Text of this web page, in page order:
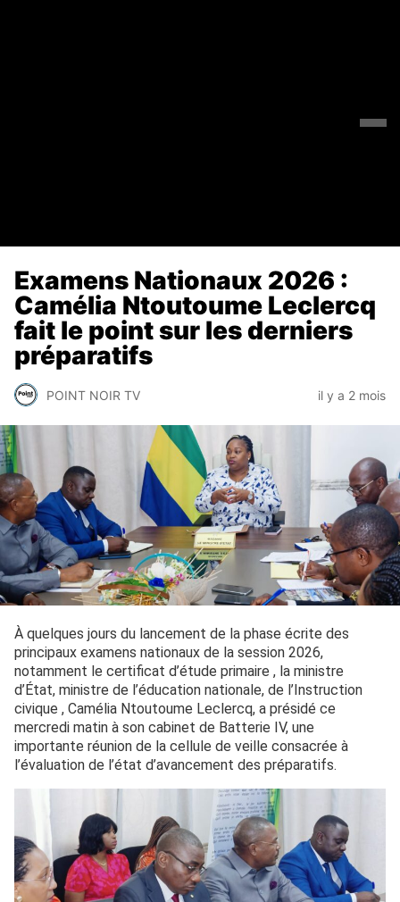
Examens Nationaux 2026 :
Camélia Ntoutoume Leclercq
fait le point sur les derniers
préparatifs
POINT NOIR TV il y a 2 mois
À quelques jours du lancement de la phase écrite des
principaux examens nationaux de la session 2026,
notamment le certificat d’étude primaire , la ministre
d’État, ministre de l’éducation nationale, de l’Instruction
civique , Camélia Ntoutoume Leclercq, a présidé ce
mercredi matin à son cabinet de Batterie IV, une
importante réunion de la cellule de veille consacrée à
l’évaluation de l’état d’avancement des préparatifs.